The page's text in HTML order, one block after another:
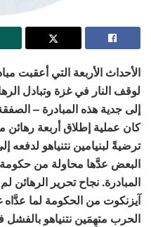
الأحداث الأربعة التي أعقبت
لوقف النار في غزة وتبادل
إلى جدية هذه المبادرة –
كان عملية إطلاق أربعة
ترضيةً لبنيامين نتنياهو لدفعه
البعض عدَّها محاولة من حكومة
المبادرة. نجاح تحرير
آيزنكوت من الحكومة لما عدَّاه
الحرب متهِمَين نتنياهو